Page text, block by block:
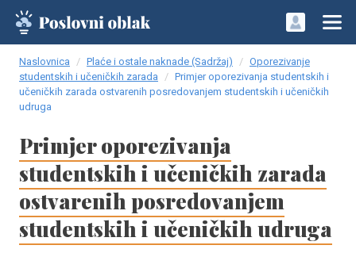
Naslovnica Plaće i ostale naknade (Sadržaj)
Oporezivanje
studentskih i učeničkih zarada
Primjer oporezivanja studentskih i
učeničkih zarada ostvarenih posredovanjem studentskih i učeničkih
udruga
Primjer oporezivanja
studentskih i učeničkih zarada
ostvarenih posredovanjem
studentskih i učeničkih udruga